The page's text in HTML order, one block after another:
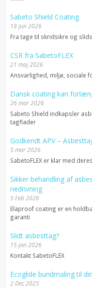
Sabeto Shield Coating
18 jun 2026
Fra tage til skridsikre og
CSR fra SabetoFLEX
21 maj 2026
Ansvarlighed, miljø, sociale
Dansk coating kan
26 mar 2026
Sabeto Shield indkapsler
tagflader
Godkendt APV –
5 mar 2026
SabetoFLEX er klar med
Sikker behandling af
nedrivning
5 Feb 2026
Elaproof coating er en
garanti
Slidt asbesttag?
15 jan 2026
Kontakt SabetoFLEX
Ecoglide bundmaling til
2 Dec 2025